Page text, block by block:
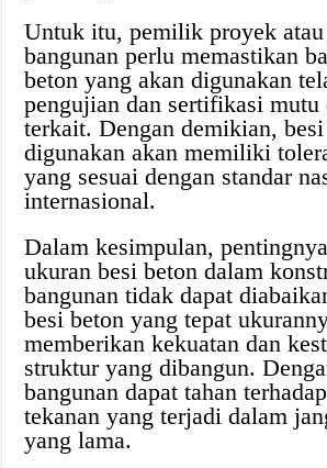
Untuk itu, pemilik proyek atau
bangunan perlu memastikan
beton yang akan digunakan
pengujian dan sertifikasi mutu
terkait. Dengan demikian,
digunakan akan memiliki
yang sesuai dengan standar
internasional.
Dalam kesimpulan,
ukuran besi beton dalam
bangunan tidak dapat
besi beton yang tepat
memberikan kekuatan dan
struktur yang dibangun.
bangunan dapat tahan
tekanan yang terjadi dalam
yang lama.